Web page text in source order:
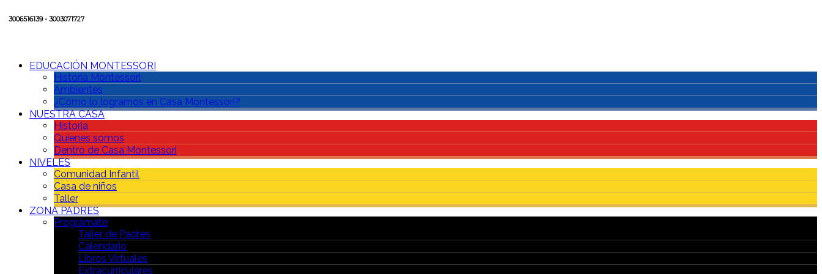
3006516139 - 3003071727
EDUCACIÓN MONTESSORI
Historia Montessori
Ambientes
¿Cómo lo logramos en Casa Montessori?
NUESTRA CASA
Historia
Quienes somos
Dentro de Casa Montessori
NIVELES
Comunidad Infantil
Casa de niños
Taller
ZONA PADRES
Prográmate
Taller de Padres
Calendario
Libros Virtuales
Extracurriculares